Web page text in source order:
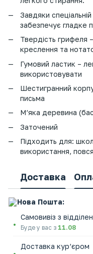
Завдяки
забезпечує гладке
Твердість грифеля
креслення та
Гумовий ластик –
використовувати
Шестигранний
письма
М’яка деревина
Заточений
Підходить для:
використання,
Доставка
Нова Пошта:
Самовивіз з
Буде у вас з 11.08
Доставка кур’єром